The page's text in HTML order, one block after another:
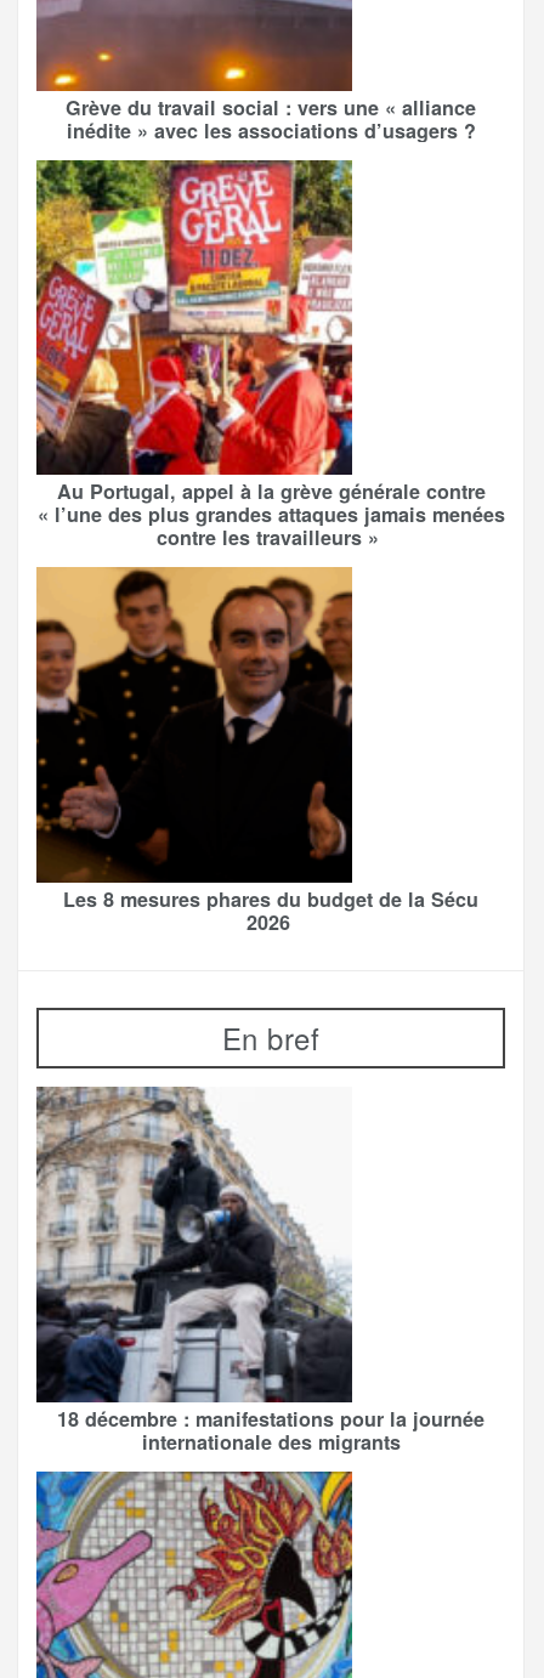
Grève du travail social : vers une « alliance
inédite » avec les associations d’usagers ?
Au Portugal, appel à la grève générale contre
« l’une des plus grandes attaques jamais menées
contre les travailleurs »
Les 8 mesures phares du budget de la Sécu
2026
En bref
18 décembre : manifestations pour la journée
internationale des migrants